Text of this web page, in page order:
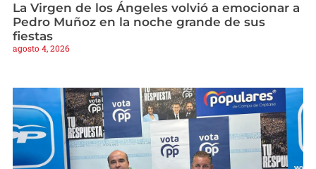
La Virgen de los Ángeles volvió a emocionar a
Pedro Muñoz en la noche grande de sus
fiestas
agosto 4, 2026